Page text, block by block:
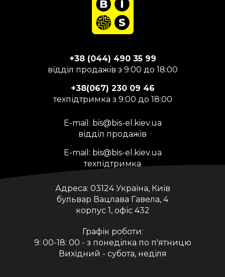
+38 (044) 490 35 99
відділ продажів з 9:00 до 18:00
+38(067) 230 09 46
техпідтримка з 9:00 до 18:00
E-mail: bis@bis-el.kiev.ua
відділ продажів
E-mail: bis@bis-el.kiev.ua
техпідтримка
Адреса: 03124 Україна, Київ
бульвар Вацлава Гавела, 4
корпус 1, офіс 432
Графік роботи:
9: 00-18: 00 - з понеділка по п'ятницю
Вихідний - субота, неділя